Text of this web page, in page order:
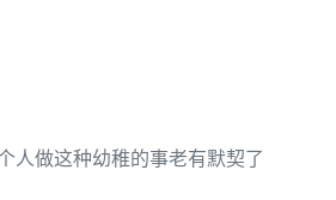
人做这种幼稚的事老有默契了